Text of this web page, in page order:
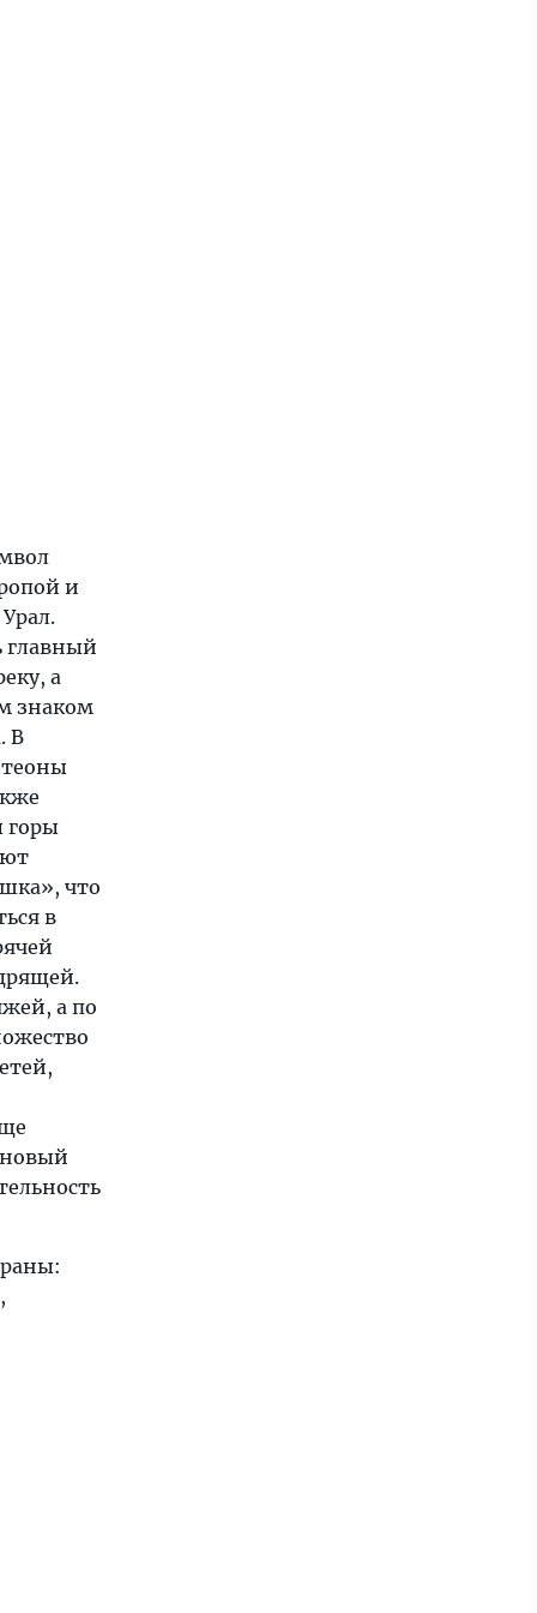
и
главный
а
знаком
В
горы
что
в
а по
,